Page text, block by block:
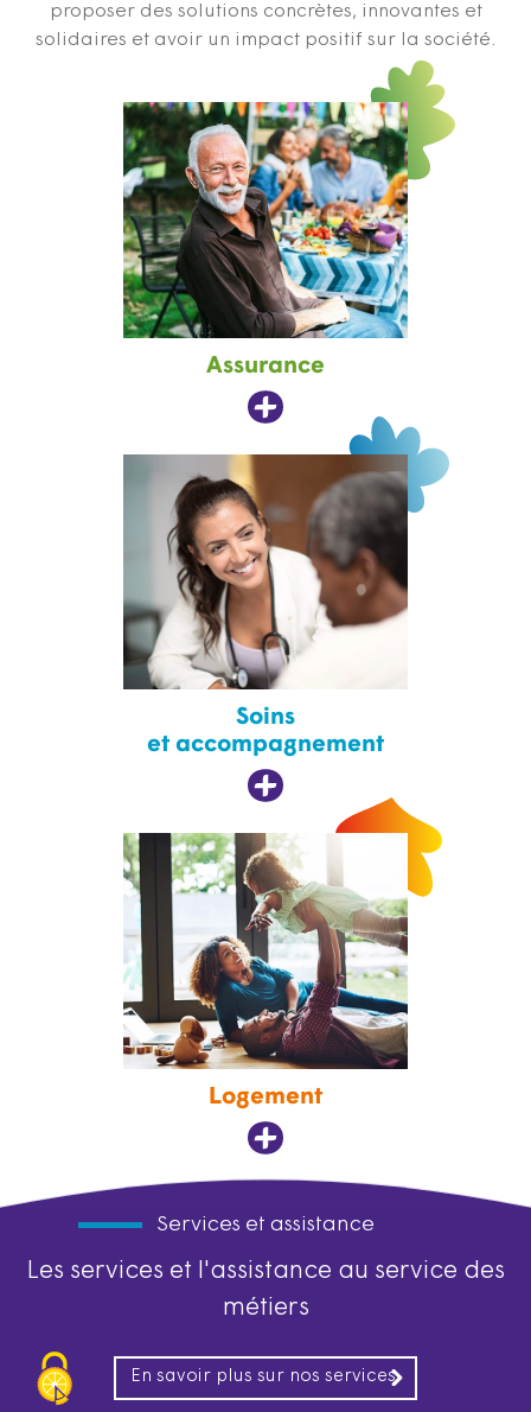
proposer des solutions concrètes, innovantes et
solidaires et avoir un impact positif sur la société.
Assurance
Soins
et accompagnement
Logement
Services et assistance
Les services et l'assistance au service des
métiers
En savoir plus sur nos services